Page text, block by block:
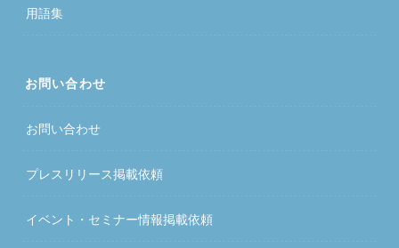
用語集
お問い合わせ
お問い合わせ
プレスリリース掲載依頼
イベント・セミナー情報掲載依頼